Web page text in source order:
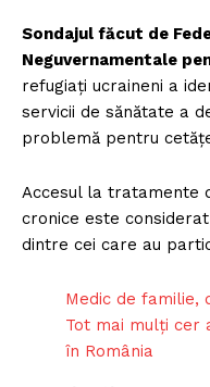
Sondajul făcut de
Neguvernamentale
refugiați ucraineni a
servicii de sănătate a
problemă pentru
Accesul la tratamente
cronice este
dintre cei care au
Medic de familie,
Tot mai mulți cer
în România